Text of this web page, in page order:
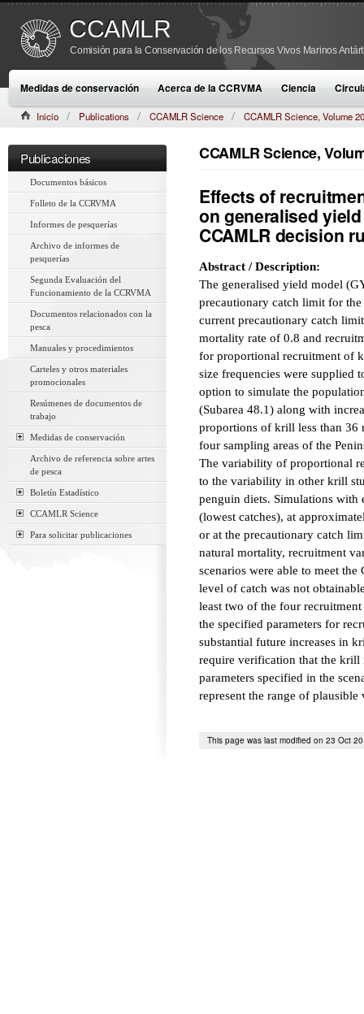
CCAMLR
Comisión para la Conservación de los Recursos Vivos Marinos
Medidas de conservación Acerca de la CCRVMA Ciencia
Inicio Publications CCAMLR Science CCAMLR Science, Volume 20
Publicaciones
Documentos básicos
Folleto de la CCRVMA
Informes de pesquerías
Archivo de informes de
pesquerías
Segunda Evaluación del
Funcionamiento de la CCRVMA
Documentos relacionados con la
pesca
Manuales y procedimientos
Carteles y otros materiales
promocionales
Resúmenes de documentos de
trabajo
Medidas de conservación
Archivo de referencia sobre artes
de pesca
Boletín Estadístico
CCAMLR Science
Para solicitar publicaciones
CCAMLR Science,
Effects of
on generalised
CCAMLR decision
Abstract / Description:
The generalised yield model
precautionary catch limit for
current precautionary catch
mortality rate of 0.8 and
for proportional recruitment of
size frequencies were supplied
option to simulate the
(Subarea 48.1) along with
proportions of krill less than 36
four sampling areas of the
The variability of proportional
to the variability in other krill
penguin diets. Simulations
(lowest catches), at
or at the precautionary catch
natural mortality, recruitment
scenarios were able to meet
level of catch was not
least two of the four
the specified parameters for
substantial future increases in
require verification that the krill
parameters specified in the
represent the range of
This page was last modified on 23 Oct